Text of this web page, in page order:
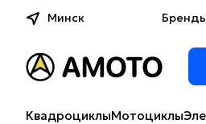
Минск
КвадроциклыМотоциклы